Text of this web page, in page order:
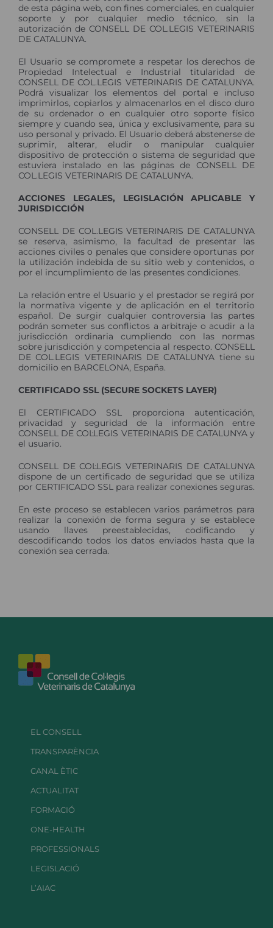
de esta página web, con fines comerciales, en cualquier
soporte y por cualquier medio técnico, sin la
autorización de CONSELL DE COL.LEGIS VETERINARIS
DE CATALUNYA.
El Usuario se compromete a respetar los derechos de
Propiedad Intelectual e Industrial titularidad de
CONSELL DE COL.LEGIS VETERINARIS DE CATALUNYA.
Podrá visualizar los elementos del portal e incluso
imprimirlos, copiarlos y almacenarlos en el disco duro
de su ordenador o en cualquier otro soporte físico
siempre y cuando sea, única y exclusivamente, para su
uso personal y privado. El Usuario deberá abstenerse de
suprimir, alterar, eludir o manipular cualquier
dispositivo de protección o sistema de seguridad que
estuviera instalado en las páginas de CONSELL DE
COL.LEGIS VETERINARIS DE CATALUNYA.
ACCIONES LEGALES, LEGISLACIÓN APLICABLE Y
JURISDICCIÓN
CONSELL DE COL.LEGIS VETERINARIS DE CATALUNYA
se reserva, asimismo, la facultad de presentar las
acciones civiles o penales que considere oportunas por
la utilización indebida de su sitio web y contenidos, o
por el incumplimiento de las presentes condiciones.
La relación entre el Usuario y el prestador se regirá por
la normativa vigente y de aplicación en el territorio
español. De surgir cualquier controversia las partes
podrán someter sus conflictos a arbitraje o acudir a la
jurisdicción ordinaria cumpliendo con las normas
sobre jurisdicción y competencia al respecto. CONSELL
DE COL.LEGIS VETERINARIS DE CATALUNYA tiene su
domicilio en BARCELONA, España.
CERTIFICADO SSL (SECURE SOCKETS LAYER)
El CERTIFICADO SSL proporciona autenticación,
privacidad y seguridad de la información entre
CONSELL DE COL·LEGIS VETERINARIS DE CATALUNYA y
el usuario.
CONSELL DE COL·LEGIS VETERINARIS DE CATALUNYA
dispone de un certificado de seguridad que se utiliza
por CERTIFICADO SSL para realizar conexiones seguras.
En este proceso se establecen varios parámetros para
realizar la conexión de forma segura y se establece
usando llaves preestablecidas, codificando y
descodificando todos los datos enviados hasta que la
conexión sea cerrada.
EL CONSELL
TRANSPARÈNCIA
CANAL ÈTIC
ACTUALITAT
FORMACIÓ
ONE-HEALTH
PROFESSIONALS
LEGISLACIÓ
L’AIAC